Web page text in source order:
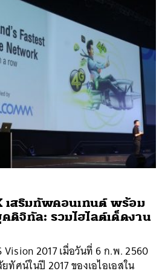
เสริมทัพคอนเทนต์ พร้อม
จิทัล: รวมไฮไลต์เด็ดงาน
2017 เมื่อวันที่ 6 ก.พ. 2560
ศน์ในปี 2017 ของเอไอเอสใน